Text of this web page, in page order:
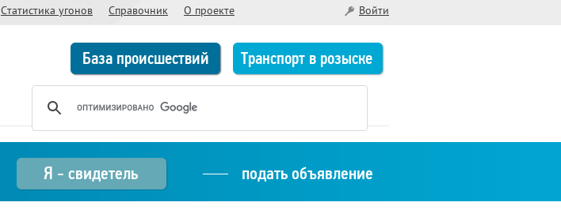
Статистика угонов Справочник О проекте Войти
База происшествий Транспорт в розыске
Я - свидетель подать объявление